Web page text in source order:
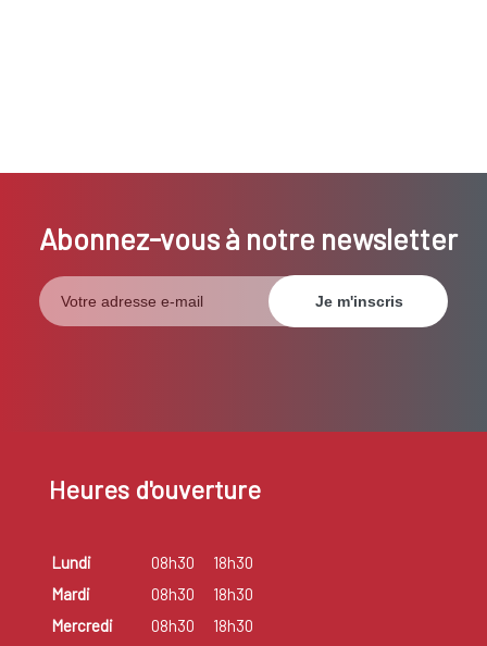
Abonnez-vous à notre newsletter
Heures d'ouverture
Lundi 08h30
18h30
Mardi
08h30
18h30
Mercredi
08h30
18h30